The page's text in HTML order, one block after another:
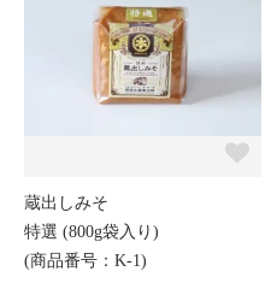
蔵出しみそ
特選 (800g袋入り)
(商品番号：K-1)